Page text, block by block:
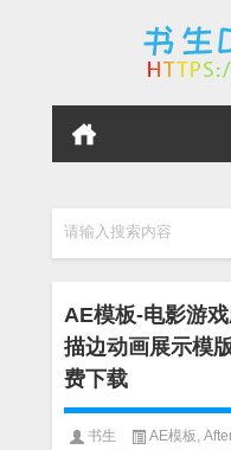
请输入搜索内容
AE模板-电影游
描边动画展示模
费下载
书生 AE模板